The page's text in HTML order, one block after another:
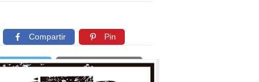
Compartir Pin
Twittear Copiar enlace